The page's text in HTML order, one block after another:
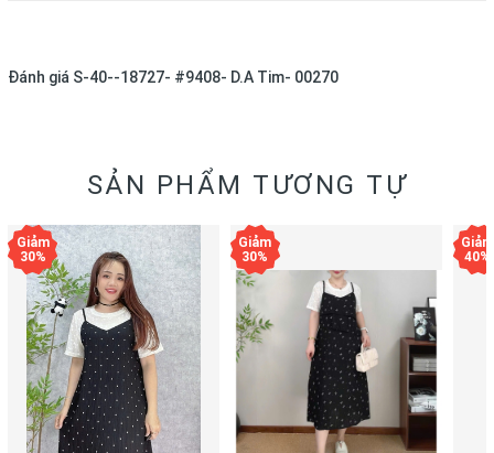
Đánh giá S-40--18727- #9408- D.A Tim- 00270
SẢN PHẨM TƯƠNG TỰ